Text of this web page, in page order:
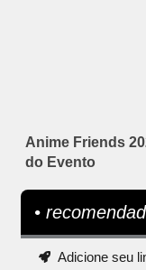
Anime Friends
do Evento
•
Adicione seu